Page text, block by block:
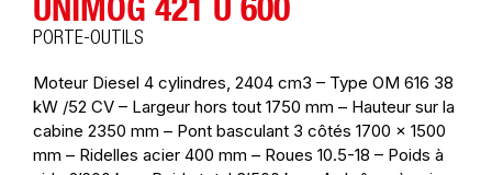
PORTE-OUTILS
Moteur Diesel 4 cylindres, 2404 cm3 – Type OM 616 38
kW /52 CV – Largeur hors tout 1750 mm – Hauteur sur la
cabine 2350 mm – Pont basculant 3 côtés 1700 x 1500
mm – Ridelles acier 400 mm – Roues 10.5-18 – Poids à